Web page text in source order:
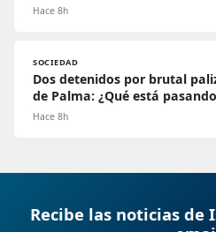
Hace 8h
SOCIEDAD
Dos detenidos por brutal
de Palma: ¿Qué está
Hace 8h
Recibe las noticias de